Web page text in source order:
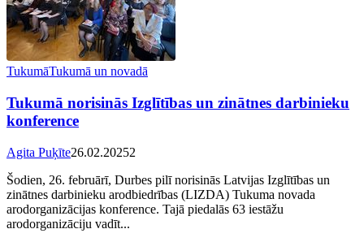
TukumāTukumā un novadā
Tukumā norisinās Izglītības un zinātnes darbinieku
konference
Agita Puķīte26.02.20252
Šodien, 26. februārī, Durbes pilī norisinās Latvijas Izglītības un
zinātnes darbinieku arodbiedrības (LIZDA) Tukuma novada
arodorganizācijas konference. Tajā piedalās 63 iestāžu
arodorganizāciju vadīt...